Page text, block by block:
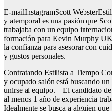
E-mailInstagramScott
y atemporal es una pasión que
trabajaba con un equipo
formación para Kevin Murphy
la confianza para asesorar con
y gustos personales.
Contratando Estilista a Tiempo
y ocupado salón está buscando
unirse al equipo. El candidato
al menos 1 año de experiencia
Idealmente se busca a alguien